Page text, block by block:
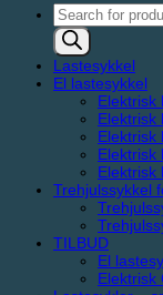
Products
search
Lastesykkel
El lastesykkel
Elektrisk
Elektrisk
Elektrisk
Elektrisk
Elektrisk
Trehjulssykkel
TILBUD
El
Elektrisk